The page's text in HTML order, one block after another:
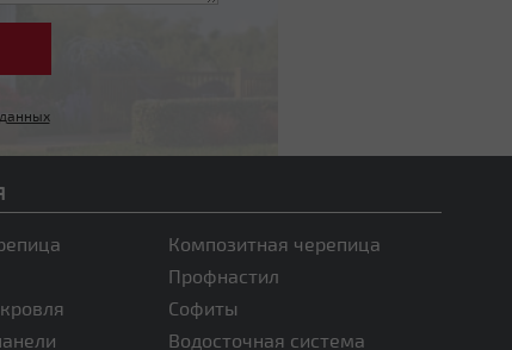
Композитная черепица
Профнастил
Софиты
Водосточная система